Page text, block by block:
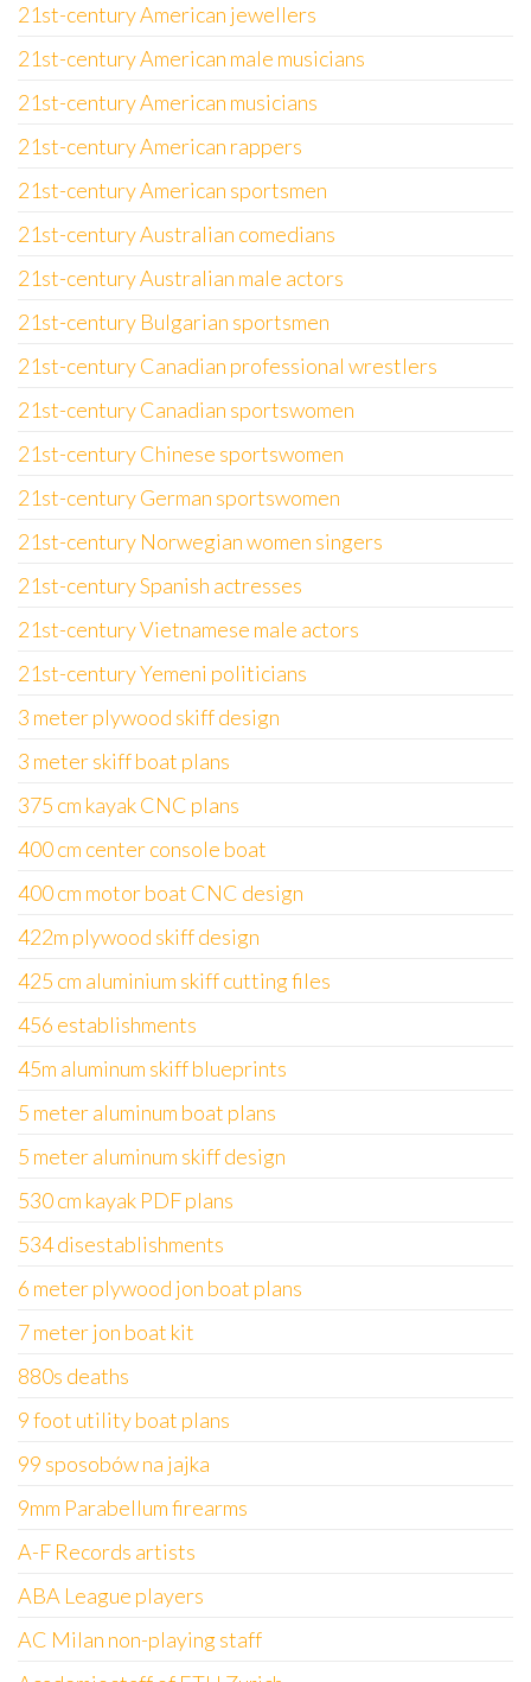
21st-century American jewellers
21st-century American male musicians
21st-century American musicians
21st-century American rappers
21st-century American sportsmen
21st-century Australian comedians
21st-century Australian male actors
21st-century Bulgarian sportsmen
21st-century Canadian professional wrestlers
21st-century Canadian sportswomen
21st-century Chinese sportswomen
21st-century German sportswomen
21st-century Norwegian women singers
21st-century Spanish actresses
21st-century Vietnamese male actors
21st-century Yemeni politicians
3 meter plywood skiff design
3 meter skiff boat plans
375 cm kayak CNC plans
400 cm center console boat
400 cm motor boat CNC design
422m plywood skiff design
425 cm aluminium skiff cutting files
456 establishments
45m aluminum skiff blueprints
5 meter aluminum boat plans
5 meter aluminum skiff design
530 cm kayak PDF plans
534 disestablishments
6 meter plywood jon boat plans
7 meter jon boat kit
880s deaths
9 foot utility boat plans
99 sposobów na jajka
9mm Parabellum firearms
A-F Records artists
ABA League players
AC Milan non-playing staff